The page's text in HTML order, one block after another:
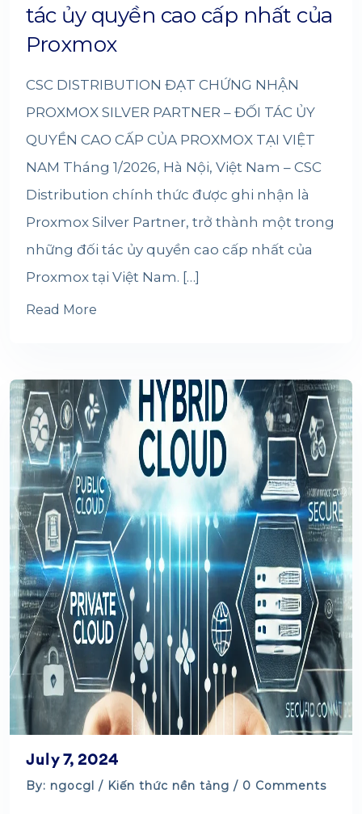
tác ủy quyền cao cấp nhất của
Proxmox
CSC DISTRIBUTION ĐẠT CHỨNG NHẬN
PROXMOX SILVER PARTNER – ĐỐI TÁC ỦY
QUYỀN CAO CẤP CỦA PROXMOX TẠI VIỆT
NAM Tháng 1/2026, Hà Nội, Việt Nam – CSC
Distribution chính thức được ghi nhận là
Proxmox Silver Partner, trở thành một trong
những đối tác ủy quyền cao cấp nhất của
Proxmox tại Việt Nam. […]
Read More
July 7, 2024
By: ngocgl / Kiến thức nền tảng / 0 Comments